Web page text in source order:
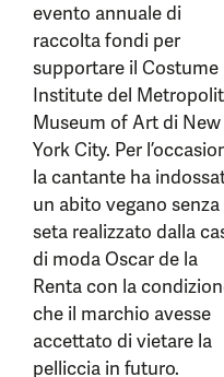
evento annuale di
raccolta fondi per
supportare il Costume
Institute del
Museum of Art di New
York City. Per
la cantante ha
un abito vegano senza
seta realizzato dalla
di moda Oscar de la
Renta con la
che il marchio avesse
accettato di vietare la
pelliccia in futuro.